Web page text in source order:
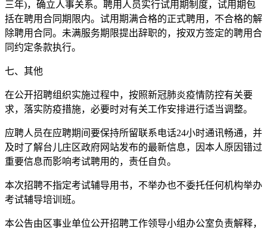
三年)，确立人事关系。聘用人员实行试用期制度，试用期包
括在聘用合同期限内。试用期满合格的正式聘用，不合格的解
除聘用合同。未满服务期限提出辞职的，按双方签定的聘用合
同约定条款执行。
七、其他
在公开招聘组织实施过程中，按照新冠肺炎疫情防控有关要
求，落实防疫措施，必要时对有关工作安排进行适当调整。
应聘人员在应聘期间要保持所留联系电话24小时通讯畅通，并
及时了解台儿庄区政府网站发布的最新信息，因本人原因错过
重要信息而影响考试聘用的，责任自负。
本次招聘不指定考试辅导用书，不举办也不委托任何机构举办
考试辅导培训班。
本公告由区事业单位公开招聘工作领导小组办公室负责解释，